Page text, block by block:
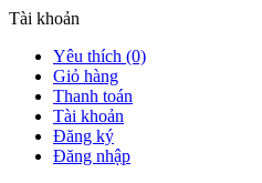
Tài khoản
Yêu thích (0)
Giỏ hàng
Thanh toán
Tài khoản
Đăng ký
Đăng nhập